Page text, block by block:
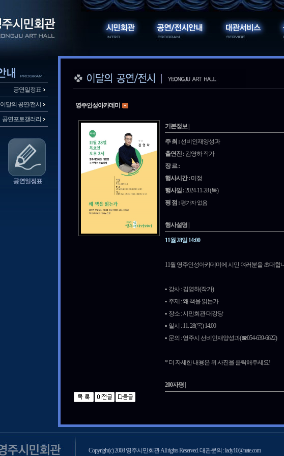
공연일정표
이달의 공연/전시
공연포토갤러리
영주인성아카데미
기본정보 |
주 최 :선비인재양성과
출연진 : 김영하 작가
장 르 :
행사시간 : 미정
행사일 :2024-11-28 (목)
평 점 :평가자 없음
행사설명 |
11월 28일 14:00
11월 영주인성아카데미에 시민 여러분을 초대합
▪️ 강사 : 김영하(작가)
▪️ 주제 : 왜 책을 읽는가
▪️ 장소 : 시민회관 대강당
▪️ 일시 : 11. 28(목) 14:00
▪️ 문의 : 영주시 선비인재양성과(☎054-639-6622)
* 더 자세한 내용은 위 사진을 클릭해주세요!
200자평 |
Copyright(c) 2008 영주시민회관 All rights Reserved. 대관문의 : lady10@nate.com